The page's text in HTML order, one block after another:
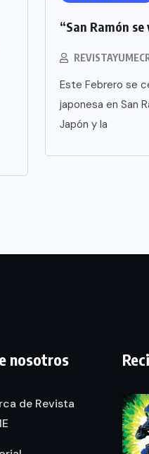
“San Ramón
Este Febrero se
japonesa en San
Japón y la
nosotros
de Revista